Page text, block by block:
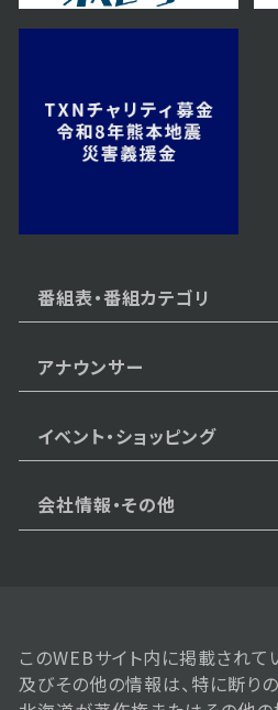
の駅 石狩「
介！】
5月9日【夏
5月2日【放
2026年04
4月18日【
番組表・番組カテゴリ
アナウンサー
イベント・ショッピング
会社情報・その他
このWEBサイト内に掲載されて
及びその他の情報は、特に断り